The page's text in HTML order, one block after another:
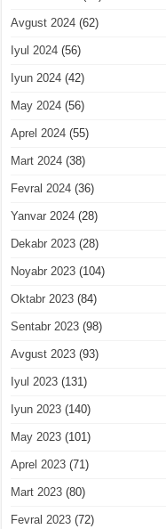
Avgust 2024 (62)
Iyul 2024 (56)
Iyun 2024 (42)
May 2024 (56)
Aprel 2024 (55)
Mart 2024 (38)
Fevral 2024 (36)
Yanvar 2024 (28)
Dekabr 2023 (28)
Noyabr 2023 (104)
Oktabr 2023 (84)
Sentabr 2023 (98)
Avgust 2023 (93)
Iyul 2023 (131)
Iyun 2023 (140)
May 2023 (101)
Aprel 2023 (71)
Mart 2023 (80)
Fevral 2023 (72)